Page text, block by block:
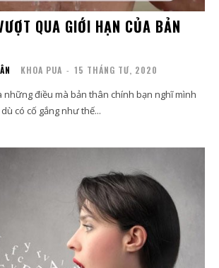
QUA GIỚI HẠN CỦA BẢN
KHOA PUA - 15 THÁNG TƯ, 2020
những điều mà bản thân chính bạn nghĩ mình
có cố gắng như thế...